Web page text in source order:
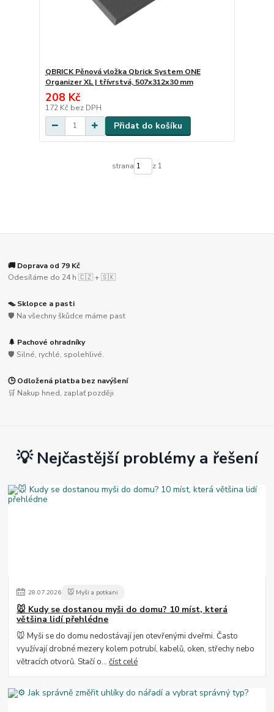
QBRICK Pěnová vložka Qbrick System ONE
Organizer XL | třívrstvá, 507x312x30 mm
208 Kč
172 Kč bez DPH
Přidat do košíku
strana z 1
🚚 Doprava od 79 Kč
Odesíláme do 24 h 🇨🇿 + 🇸🇰
🪤 Sklopce a pasti
🛡️ Na všechny škůdce máme past
🌲 Pachové ohradníky
🛡️ Silné, rychlé, spolehlivé.
🕒 Odložená platba bez navýšení
🛒 Nakup hned, zaplať později
💡 Nejčastější problémy a řešení
28.07.2026 🐭 Myši a potkani
🐭 Kudy se dostanou myši do domu? 10 míst, která
většina lidí přehlédne
🐭 Myši se do domu nedostávají jen otevřenými dveřmi. Často
využívají drobné mezery kolem potrubí, kabelů, oken, střechy nebo
větracích otvorů. Stačí o...číst celé